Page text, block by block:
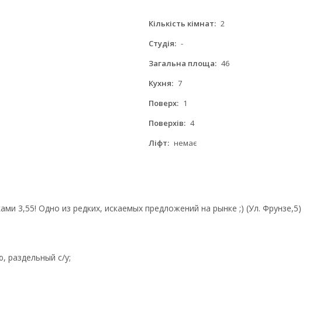
Кількість кімнат: 2
Студія: -
Загальна площа: 46
Кухня: 7
Поверх: 1
Поверхів: 4
Ліфт: немає
3,55! Одно из редких, искаемых предложений на рынке ;) (Ул. Фрунзе,5)
раздельный с/у;